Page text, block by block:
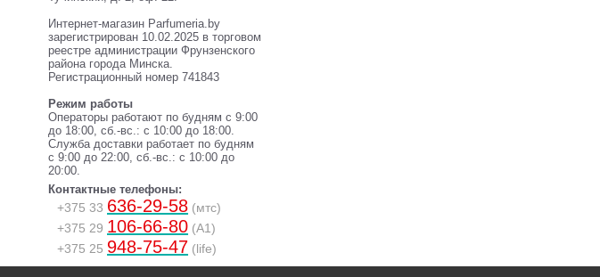
Интернет-магазин Parfumeria.by
зарегистрирован 10.02.2025 в торговом
реестре администрации Фрунзенского
района города Минска.
Регистрационный номер 741843
Режим работы
Операторы работают по будням с 9:00
до 18:00, сб.-вс.: с 10:00 до 18:00.
Служба доставки работает по будням
с 9:00 до 22:00, сб.-вс.: с 10:00 до
20:00.
Контактные телефоны:
+375 33 636-29-58 (мтс)
+375 29 106-66-80 (A1)
+375 25 948-75-47 (life)